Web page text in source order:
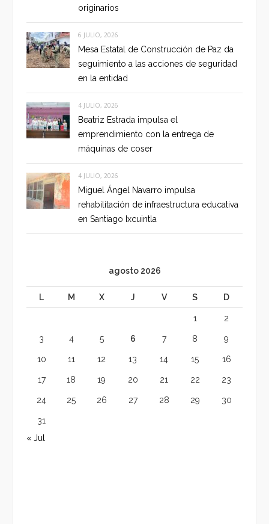
originarios
6 JULIO, 2026
Mesa Estatal de Construcción de Paz da
seguimiento a las acciones de seguridad
en la entidad
4 JULIO, 2026
Beatriz Estrada impulsa el
emprendimiento con la entrega de
máquinas de coser
4 JULIO, 2026
Miguel Ángel Navarro impulsa
rehabilitación de infraestructura educativa
en Santiago Ixcuintla
agosto 2026
L M X J V S D
1 2
3 4 5 6 7 8 9
10 11 12 13 14 15 16
17 18 19 20 21 22 23
24 25 26 27 28 29 30
31
« Jul